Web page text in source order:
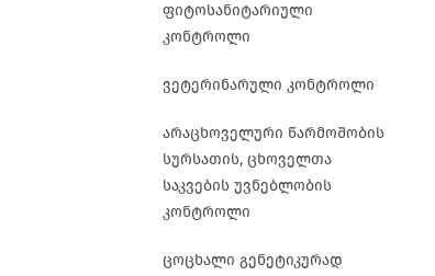
ფიტოსანიტარიული
კონტროლი
ვეტერინარული კონტროლი
არაცხოველური წარმოშობის
სურსათის, ცხოველთა
საკვების უვნებლობის
კონტროლი
ცოცხალი გენეტიკურად